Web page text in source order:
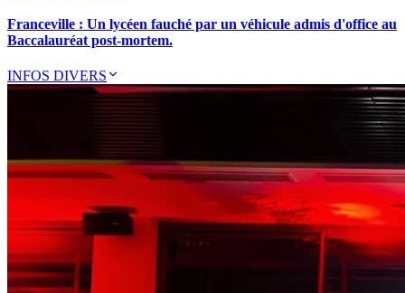
Franceville : Un lycéen fauché par un véhicule admis d'office au
Baccalauréat post-mortem.
INFOS DIVERS